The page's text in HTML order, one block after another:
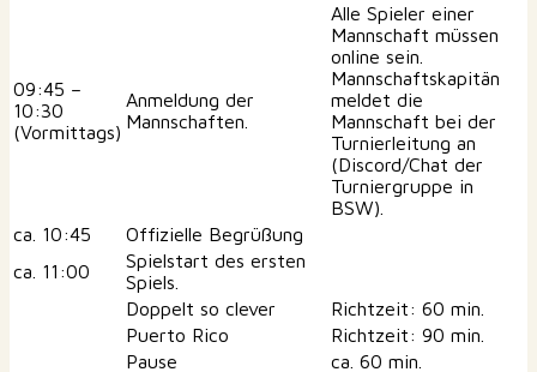
09:45 –
10:30
(Vormittags)
Anmeldung der
Mannschaften.
Alle Spieler einer
Mannschaft müssen
online sein.
Mannschaftskapitän
meldet die
Mannschaft bei der
Turnierleitung an
(Discord/Chat der
Turniergruppe in
BSW).
ca. 10:45
Offizielle Begrüßung
ca. 11:00
Spielstart des ersten
Spiels.
Doppelt so clever
Richtzeit: 60 min.
Puerto Rico
Richtzeit: 90 min.
Pause
ca. 60 min.